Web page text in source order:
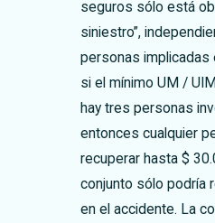
seguros sólo está
siniestro”,
personas implicadas
si el mínimo UM /
hay tres personas
entonces cualquier
recuperar hasta $
conjunto sólo podría
en el accidente. La